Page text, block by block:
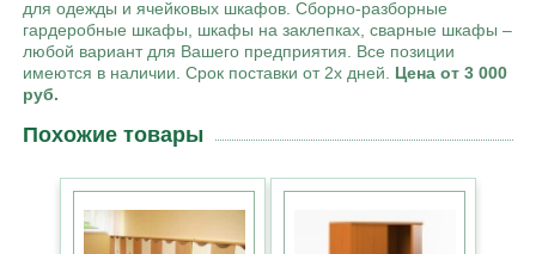
для одежды и ячейковых шкафов. Сборно-разборные
гардеробные шкафы, шкафы на заклепках, сварные шкафы –
любой вариант для Вашего предприятия. Все позиции
имеются в наличии. Срок поставки от 2х дней. Цена от 3 000
руб.
Похожие товары